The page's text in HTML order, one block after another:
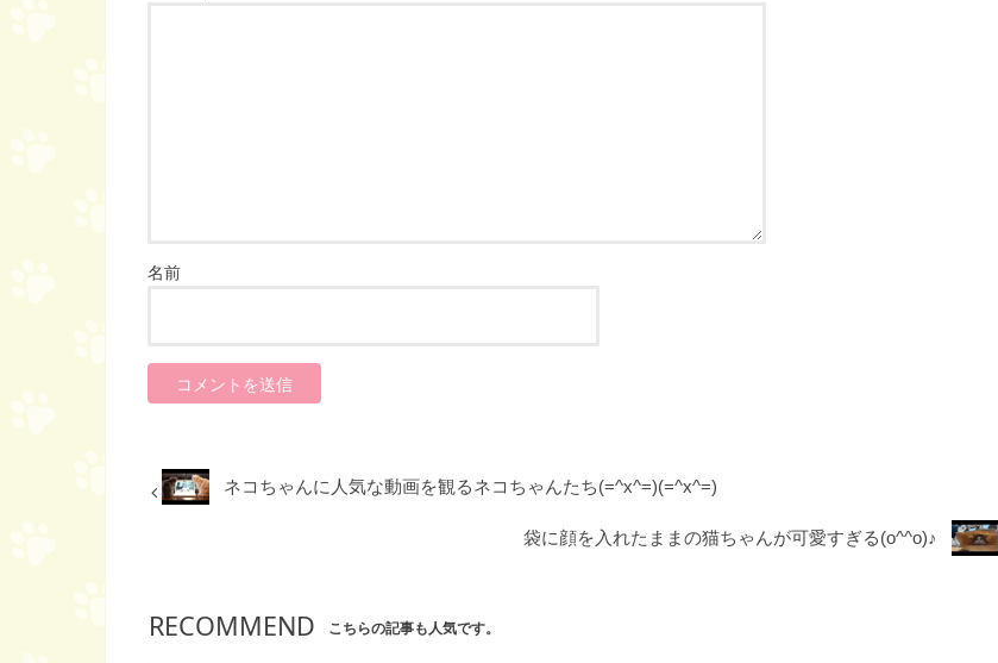
名前
ネコちゃんに人気な動画を観るネコちゃんたち(=^x^=)(=^x^=)
袋に顔を入れたままの猫ちゃんが可愛すぎる(o^^o)♪
RECOMMEND こちらの記事も人気です。